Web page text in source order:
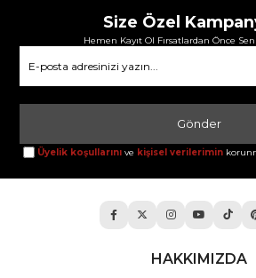
Size Özel
Hemen Kayıt Ol Fırsatlardan Önce
Gönder
Üyelik koşullarını ve kişisel verilerimin
HAKKIMIZDA